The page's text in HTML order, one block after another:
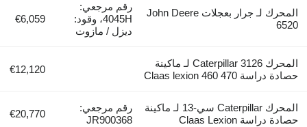
المحرك لـ جرار بعجلات John Deere
6520
رقم مرجعي:
4045H، وقود:
ديزل / مازوت
€6,059
المحرك Caterpillar 3126 لـ ماكينة
حصادة دراسة Claas lexion 460 470
€12,120
المحرك Caterpillar سي-13 لـ ماكينة
حصادة دراسة Claas Lexion
رقم مرجعي:
JR900368
€20,770